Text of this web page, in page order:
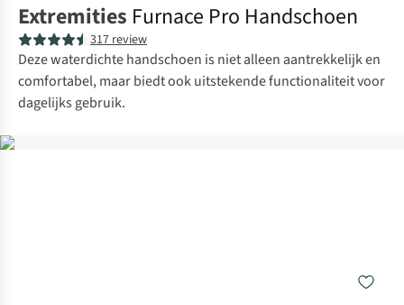
Extremities Furnace Pro Handschoen
317 review
Deze waterdichte handschoen is niet alleen aantrekkelijk en
comfortabel, maar biedt ook uitstekende functionaliteit voor
dagelijks gebruik.